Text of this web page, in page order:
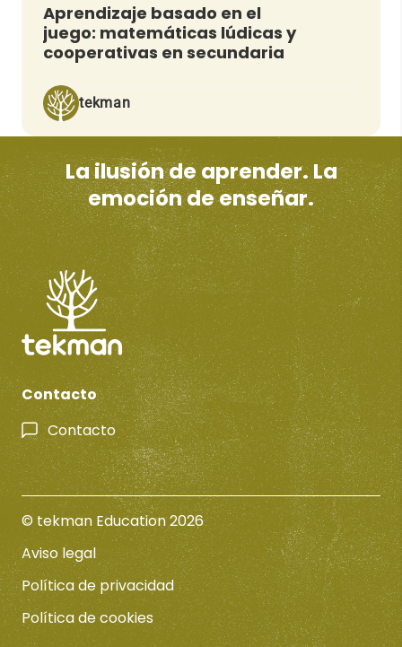
Aprendizaje basado en el
juego: matemáticas lúdicas y
cooperativas en secundaria
tekman
La ilusión de aprender. La
emoción de enseñar.
Contacto
Contacto
© tekman Education 2026
Aviso legal
Política de privacidad
Política de cookies